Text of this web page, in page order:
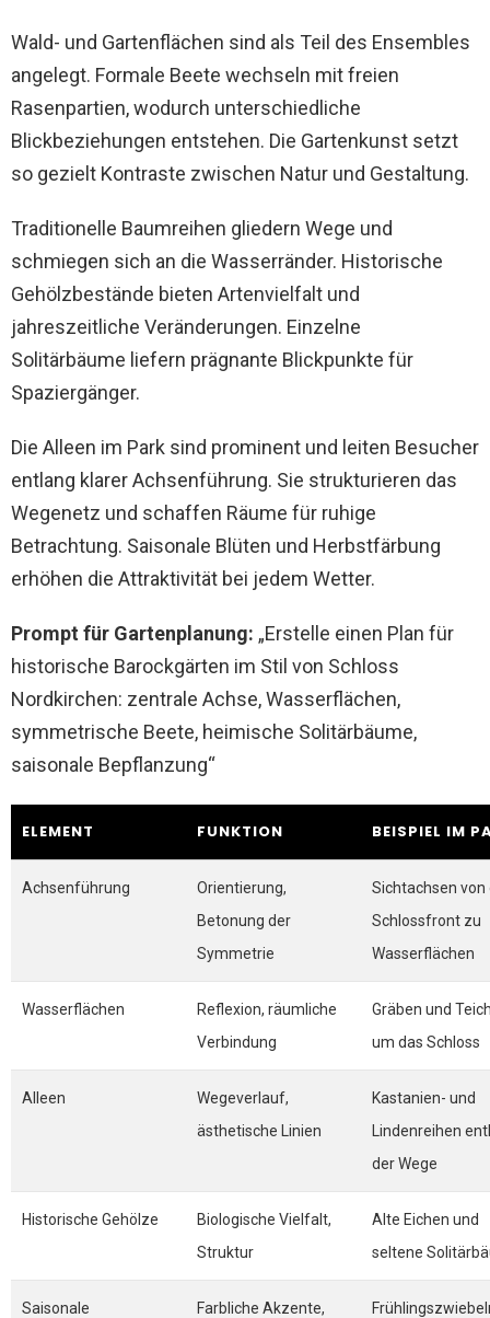
Wald- und Gartenflächen sind als Teil des Ensembles
angelegt. Formale Beete wechseln mit freien
Rasenpartien, wodurch unterschiedliche
Blickbeziehungen entstehen. Die Gartenkunst setzt
so gezielt Kontraste zwischen Natur und Gestaltung.
Traditionelle Baumreihen gliedern Wege und
schmiegen sich an die Wasserränder. Historische
Gehölzbestände bieten Artenvielfalt und
jahreszeitliche Veränderungen. Einzelne
Solitärbäume liefern prägnante Blickpunkte für
Spaziergänger.
Die Alleen im Park sind prominent und leiten Besucher
entlang klarer Achsenführung. Sie strukturieren das
Wegenetz und schaffen Räume für ruhige
Betrachtung. Saisonale Blüten und Herbstfärbung
erhöhen die Attraktivität bei jedem Wetter.
Prompt für Gartenplanung: „Erstelle einen Plan für
historische Barockgärten im Stil von Schloss
Nordkirchen: zentrale Achse, Wasserflächen,
symmetrische Beete, heimische Solitärbäume,
saisonale Bepflanzung“
ELEMENT FUNKTION BEISPIEL IM
Achsenführung
Orientierung,
Betonung der
Symmetrie
Sichtachsen von
Schlossfront zu
Wasserflächen
Wasserflächen
Reflexion, räumliche
Verbindung
Gräben und
um das Schloss
Alleen
Wegeverlauf,
ästhetische Linien
Kastanien- und
Lindenreihen
der Wege
Historische Gehölze
Biologische Vielfalt,
Struktur
Alte Eichen und
seltene
Saisonale
Farbliche Akzente,